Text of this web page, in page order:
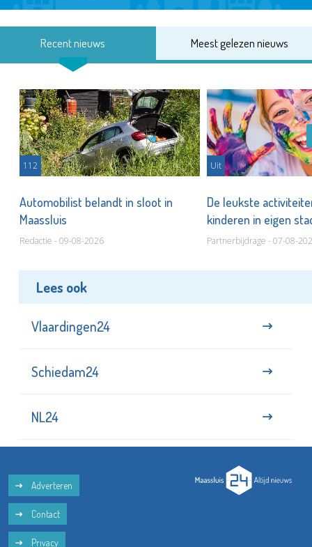
Recent nieuws Meest gelezen nieuws
112
Automobilist belandt in sloot in
Maassluis
Redactie - 09-08-2026
Uit
De leukste
kinderen in eigen
Partnerbijdrage - 07-08-
Lees ook
Vlaardingen24
Schiedam24
NL24
Adverteren
Contact
Privacy